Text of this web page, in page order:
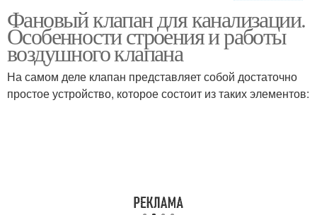
Клапан на канализацию Вакуумный клапан
Клапан для
канализационного
Фановый клапан для канализации.
Особенности строения и работы
воздушного клапана
На самом деле клапан представляет собой достаточно
простое устройство, которое состоит из таких элементов: